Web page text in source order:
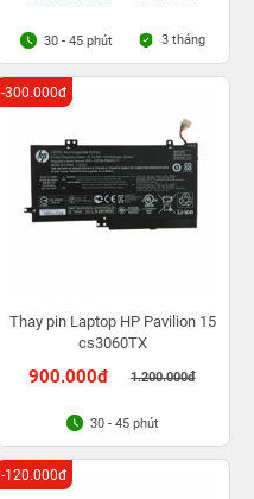
30 - 45 phút 3 tháng
Thay pin Laptop HP Pavilion 15
cs3060TX
900.000đ 1.200.000đ
-300.000đ
30 - 45 phút
-120.000đ